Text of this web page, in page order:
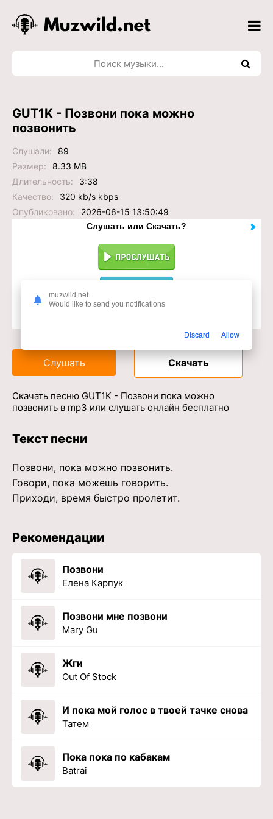
GUT1K - Позвони пока можно
позвонить
Слушали:
89
Размер:
8.33 MB
Длительность:
3:38
Качество:
320 kb/s kbps
Опубликовано:
2026-06-15 13:50:49
Слушать или Скачать?
Слушать Скачать
Скачать песню GUT1K - Позвони пока можно
позвонить в mp3 или слушать онлайн бесплатно
Текст песни
Позвони, пока можно позвонить.
Говори, пока можешь говорить.
Приходи, время быстро пролетит.
Рекомендации
Позвони
Елена Карпук
Позвони мне позвони
Mary Gu
Жги
Out Of Stock
И пока мой голос в твоей тачке снова
Татем
Пока пока по кабакам
Batrai
muzwild.net
Would like to send you notifications
Discard Allow